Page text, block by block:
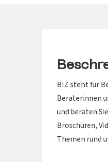
BIZ steht für
Beraterinnen
und beraten
Broschüren,
Themen rund